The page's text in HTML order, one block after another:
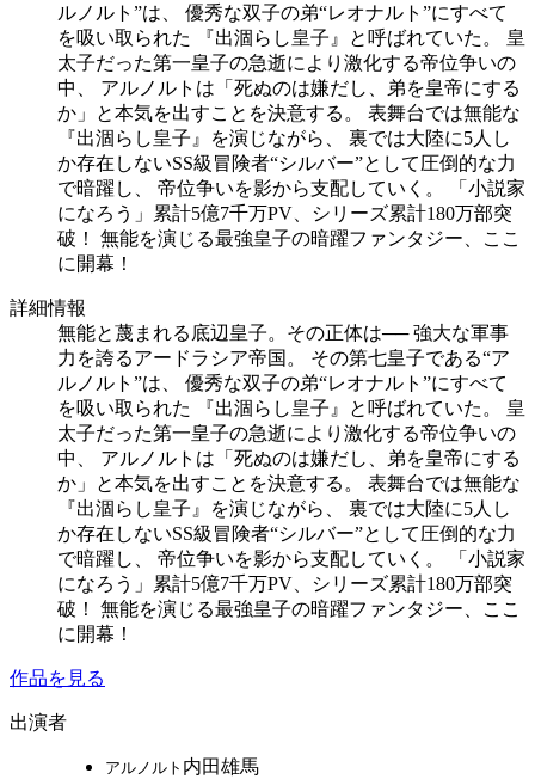
ルノルト”は、 優秀な双子の弟“レオナルト”にすべて
を吸い取られた 『出涸らし皇子』と呼ばれていた。 皇
太子だった第一皇子の急逝により激化する帝位争いの
中、 アルノルトは「死ぬのは嫌だし、弟を皇帝にする
か」と本気を出すことを決意する。 表舞台では無能な
『出涸らし皇子』を演じながら、 裏では大陸に5人し
か存在しないSS級冒険者“シルバー”として圧倒的な力
で暗躍し、 帝位争いを影から支配していく。 「小説家
になろう」累計5億7千万PV、シリーズ累計180万部突
破！ 無能を演じる最強皇子の暗躍ファンタジー、ここ
に開幕！
詳細情報
無能と蔑まれる底辺皇子。その正体は── 強大な軍事
力を誇るアードラシア帝国。 その第七皇子である“ア
ルノルト”は、 優秀な双子の弟“レオナルト”にすべて
を吸い取られた 『出涸らし皇子』と呼ばれていた。 皇
太子だった第一皇子の急逝により激化する帝位争いの
中、 アルノルトは「死ぬのは嫌だし、弟を皇帝にする
か」と本気を出すことを決意する。 表舞台では無能な
『出涸らし皇子』を演じながら、 裏では大陸に5人し
か存在しないSS級冒険者“シルバー”として圧倒的な力
で暗躍し、 帝位争いを影から支配していく。 「小説家
になろう」累計5億7千万PV、シリーズ累計180万部突
破！ 無能を演じる最強皇子の暗躍ファンタジー、ここ
に開幕！
作品を見る
出演者
アルノルト 内田雄馬